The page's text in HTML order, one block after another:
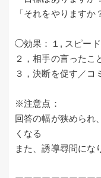
「それをやりますか
◯効果：１, スピー
２，相手の言ったこ
３，決断を促す／コ
※注意点：
回答の幅が狭められ
くなる
また、誘導尋問にな